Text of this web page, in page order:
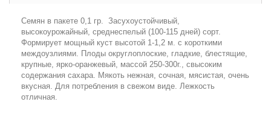
Семян в пакете 0,1 гр. Засухоустойчивый,
высокоурожайный, среднеспелый (100-115 дней) сорт.
Формирует мощный куст высотой 1-1,2 м. с короткими
междоузлиями. Плоды округлоплоские, гладкие, блестящие,
крупные, ярко-оранжевый, массой 250-300г., свысоким
содержания сахара. Мякоть нежная, сочная, мясистая, очень
вкусная. Для потребления в свежом виде. Лежкость
отличная.